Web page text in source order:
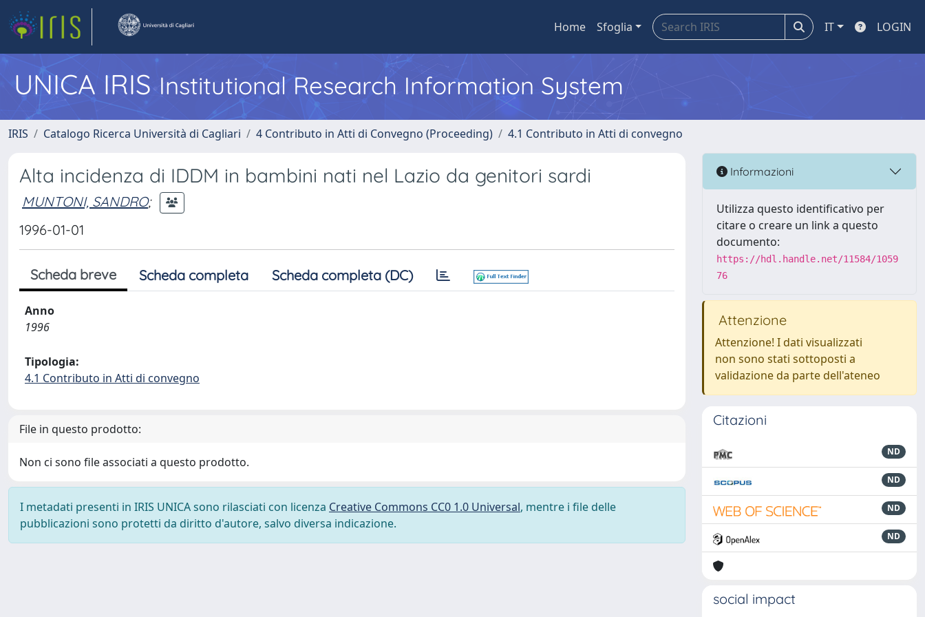
Home Sfoglia IT LOGIN
UNICA IRISInstitutional Research Information System
IRIS Catalogo Ricerca Università di Cagliari 4 Contributo in Atti di Convegno (Proceeding) 4.1 Contributo in Atti di convegno
Alta incidenza di IDDM in bambini nati nel Lazio da genitori sardi
MUNTONI, SANDRO;
1996-01-01
Scheda breve Scheda completa Scheda completa (DC)
Anno
1996
Tipologia:
4.1 Contributo in Atti di convegno
File in questo prodotto:
Non ci sono file associati a questo prodotto.
I metadati presenti in IRIS UNICA sono rilasciati con licenza Creative Commons CC0 1.0 Universal, mentre i file delle
pubblicazioni sono protetti da diritto d'autore, salvo diversa indicazione.
Informazioni
Utilizza questo identificativo per
citare o creare un link a questo
documento:
https://hdl.handle.net/11584/1059
76
Attenzione
Attenzione! I dati visualizzati
non sono stati sottoposti a
validazione da parte dell'ateneo
Citazioni
ND
ND
ND
ND
social impact